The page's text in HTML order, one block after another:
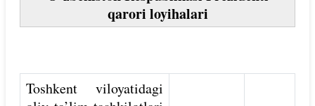
qarori loyihalari
Toshkent viloyatidagi